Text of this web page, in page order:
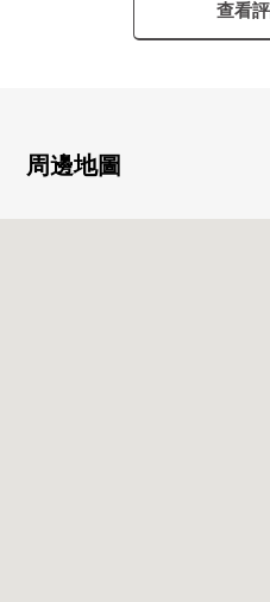
・可飼養寵物（有規定）
・整體衛浴NEW交換
查看
周邊地圖